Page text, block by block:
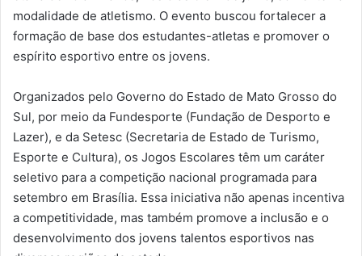
modalidade de atletismo. O evento buscou fortalecer a
formação de base dos estudantes-atletas e promover o
espírito esportivo entre os jovens.
Organizados pelo Governo do Estado de Mato Grosso do
Sul, por meio da Fundesporte (Fundação de Desporto e
Lazer), e da Setesc (Secretaria de Estado de Turismo,
Esporte e Cultura), os Jogos Escolares têm um caráter
seletivo para a competição nacional programada para
setembro em Brasília. Essa iniciativa não apenas incentiva
a competitividade, mas também promove a inclusão e o
desenvolvimento dos jovens talentos esportivos nas